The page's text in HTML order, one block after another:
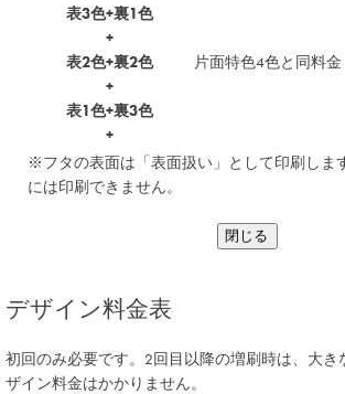
表3色+裏1色
+
表2色+裏2色
+
表1色+裏3色
+
片面特色4色と同料金
※フタの表面は「表面扱い」として印刷し
には印刷できません。
閉じる
デザイン料金表
初回のみ必要です。2回目以降の増刷時は、大き
ザイン料金はかかりません。